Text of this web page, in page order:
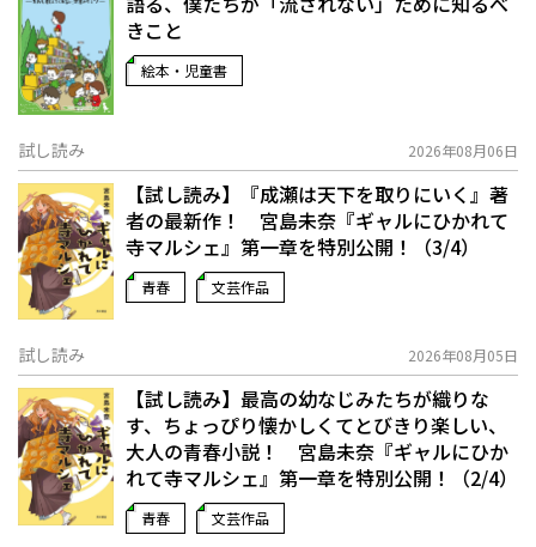
きこと
絵本・児童書
試し読み 2026年08月06日
【試し読み】『成瀬は天下を取りにいく』著
者の最新作！ 宮島未奈『ギャルにひかれて
寺マルシェ』第一章を特別公開！（3/4）
青春 文芸作品
試し読み 2026年08月05日
【試し読み】最高の幼なじみたちが織りな
す、ちょっぴり懐かしくてとびきり楽しい、
大人の青春小説！ 宮島未奈『ギャルにひか
れて寺マルシェ』第一章を特別公開！（2/4）
青春 文芸作品